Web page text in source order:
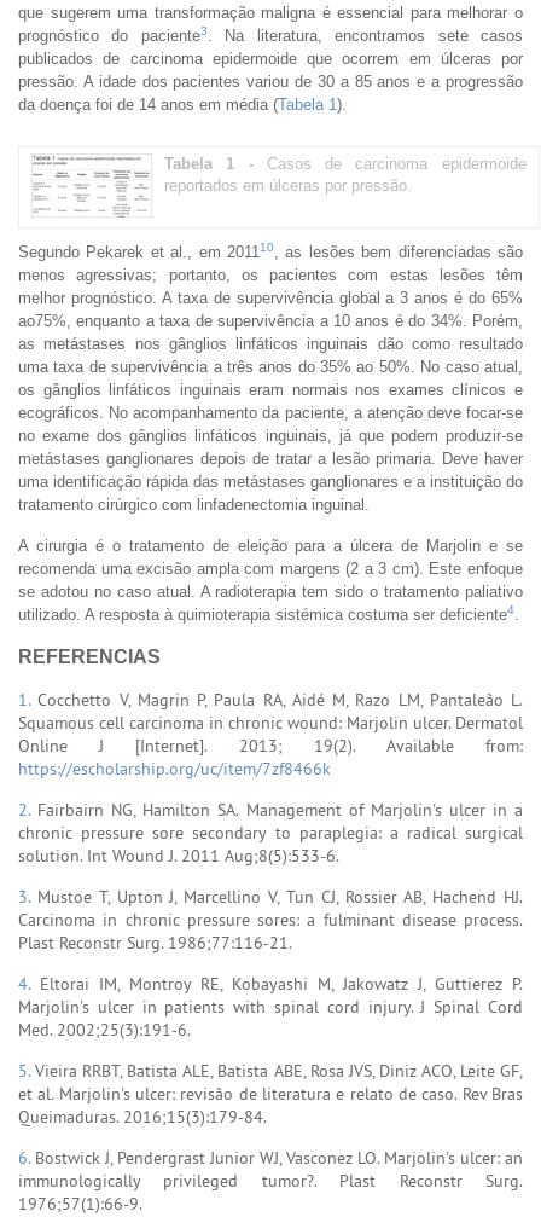
que sugerem uma transformação maligna é essencial para melhorar o
prognóstico do paciente3
. Na literatura, encontramos sete casos
publicados de carcinoma epidermoide que ocorrem em úlceras por
pressão. A idade dos pacientes variou de 30 a 85 anos e a progressão
da doença foi de 14 anos em média (Tabela 1 ).
Tabela 1 - Casos de carcinoma epidermoide
reportados em úlceras por pressão.
Segundo Pekarek et al., em 2011 10
, as lesões bem diferenciadas são
menos agressivas; portanto, os pacientes com estas lesões têm
melhor prognóstico. A taxa de supervivência global a 3 anos é do 65%
ao ​​75%, enquanto a taxa de supervivência a 10 anos é do 34%. Porém,
as metástases nos gânglios linfáticos inguinais dão como resultado
uma taxa de supervivência a três anos do 35% ao ​​50%. No caso atual,
os gânglios linfáticos inguinais eram normais nos exames clínicos e
ecográficos. No acompanhamento da paciente, a atenção deve focar-se
no exame dos gânglios linfáticos inguinais, já que podem produzir-se
metástases ganglionares depois de tratar a lesão primaria. Deve haver
uma identificação rápida das metástases ganglionares e a instituição do
tratamento cirúrgico com linfadenectomia inguinal.
A cirurgia é o tratamento de eleição para a úlcera de Marjolin e se
recomenda uma excisão ampla com margens (2 a 3 cm). Este enfoque
se adotou no caso atual. A radioterapia tem sido o tratamento paliativo
utilizado. A resposta à quimioterapia sistémica costuma ser deficiente4
REFERENCIAS
1.Cocchetto V, Magrin P, Paula RA, Aidé M, Razo LM, Pantaleão L.
Squamous cell carcinoma in chronic wound: Marjolin ulcer. Dermatol
Online J [Internet]. 2013; 19(2). Available from:
https://escholarship.org/uc/item/7zf8466k
2. Fairbairn NG, Hamilton SA. Management of Marjolin's ulcer in a
chronic pressure sore secondary to paraplegia: a radical surgical
solution. Int Wound J. 2011 Aug;8(5):533-6.
3. Mustoe T, Upton J, Marcellino V, Tun CJ, Rossier AB, Hachend HJ.
Carcinoma in chronic pressure sores: a fulminant disease process.
Plast Reconstr Surg. 1986;77:116-21.
4. Eltorai IM, Montroy RE, Kobayashi M, Jakowatz J, Guttierez P.
Marjolin's ulcer in patients with spinal cord injury. J Spinal Cord
Med. 2002;25(3):191-6.
5.Vieira RRBT, Batista ALE, Batista ABE, Rosa JVS, Diniz ACO, Leite GF,
et al. Marjolin's ulcer: revisão de literatura e relato de caso. Rev Bras
Queimaduras. 2016;15(3):179-84.
6. Bostwick J, Pendergrast Junior WJ, Vasconez LO. Marjolin's ulcer: an
immunologically privileged tumor?. Plast Reconstr Surg.
1976;57(1):66-9.